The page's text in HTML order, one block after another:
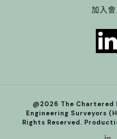
加入會
@2026 The
Engineering Surveyors
Rights Reserved.